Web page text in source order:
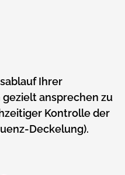
Ihrer
ansprechen zu
Kontrolle der
Deckelung).